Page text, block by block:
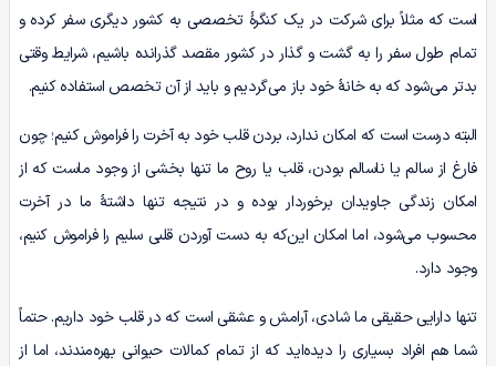
است که مثلاً برای شرکت در یک کنگرۀ تخصصی به کشور دیگری سفر کرده و
تمام طول سفر را به گشت و گذار در کشور مقصد گذرانده باشیم، شرایط وقتی
بدتر می‌شود که به خانۀ خود باز می‌گردیم و باید از آن تخصص استفاده کنیم.
البته درست است که امکان ندارد، بردن قلب خود به آخرت را فراموش کنیم؛ چون
فارغ از سالم یا ناسالم بودن، قلب یا روح ما تنها بخشی از وجود ماست که از
امکان زندگی جاویدان برخوردار بوده و در نتیجه تنها داشتۀ ما در آخرت
محسوب می‌شود، اما امکان این‌که به دست آوردن قلبی سلیم را فراموش کنیم،
وجود دارد.
تنها دارایی حقیقی ما شادی، آرامش و عشقی است که در قلب خود داریم. حتماً
شما هم افراد بسیاری را دیده‌اید که از تمام کمالات حیوانی بهره‌مندند، اما از